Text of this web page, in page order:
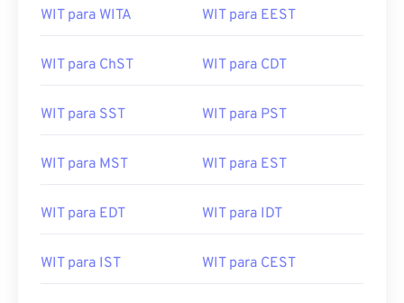
WIT para WITA WIT para EEST
WIT para ChST WIT para CDT
WIT para SST WIT para PST
WIT para MST WIT para EST
WIT para EDT WIT para IDT
WIT para IST WIT para CEST